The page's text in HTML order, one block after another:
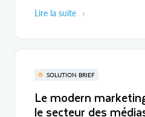
Lire la suite
SOLUTION BRIEF
Le modern
le secteur des